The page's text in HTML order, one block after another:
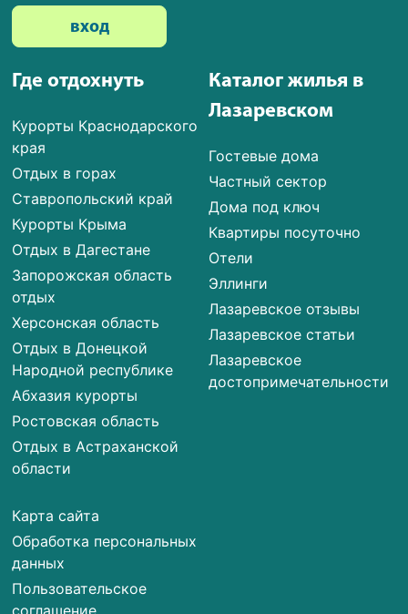
Где отдохнуть
Курорты Краснодарского
края
Отдых в горах
Ставропольский край
Курорты Крыма
Отдых в Дагестане
Запорожская область
отдых
Херсонская область
Отдых в Донецкой
Народной республике
Абхазия курорты
Ростовская область
Отдых в Астраханской
области
Карта сайта
Обработка персональных
данных
Пользовательское
соглашение
Каталог жилья в
Лазаревском
Гостевые дома
Частный сектор
Дома под ключ
Квартиры посуточно
Отели
Эллинги
Лазаревское отзывы
Лазаревское статьи
Лазаревское
достопримечательности
вход